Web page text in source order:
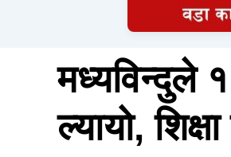
मध्यविन्दुले
ल्यायो,